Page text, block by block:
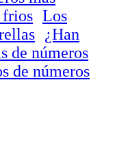
frios Los
¿Han
de números
de números